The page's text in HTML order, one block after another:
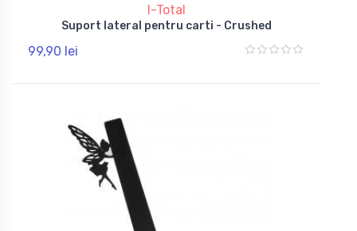
I-Total
Suport lateral pentru carti - Crushed
99,90 lei